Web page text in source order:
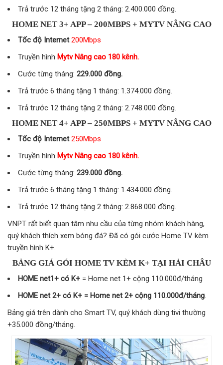
Trả trước 12 tháng tặng 2 tháng: 2.400.000 đồng.
HOME NET 3+ APP – 200MBPS + MYTV NÂNG CAO
Tốc độ Internet200Mbps
Truyền hình Mytv Nâng cao 180 kênh.
Cước từng tháng: 229.000 đồng.
Trả trước 6 tháng tặng 1 tháng: 1.374.000 đồng.
Trả trước 12 tháng tặng 2 tháng: 2.748.000 đồng.
HOME NET 4+ APP – 250MBPS + MYTV NÂNG CAO
Tốc độ Internet250Mbps
Truyền hình Mytv Nâng cao 180 kênh.
Cước từng tháng: 239.000 đồng.
Trả trước 6 tháng tặng 1 tháng: 1.434.000 đồng.
Trả trước 12 tháng tặng 2 tháng: 2.868.000 đồng.
VNPT rất biết quan tâm nhu cầu của từng nhóm khách hàng,
quý khách thích xem bóng đá? Đã có gói cước Home TV kèm
truyền hình K+.
BẢNG GIÁ GÓI HOME TV KÈM K+ TẠI HẢI CHÂU
HOME net1+ có K+ = Home net 1+ cộng 110.000đ/tháng
HOME net 2+ có K+ = Home net 2+ cộng 110.000đ/tháng.
Bảng giá trên dành cho Smart TV, quý khách dùng tivi thường
+35.000 đồng/tháng.